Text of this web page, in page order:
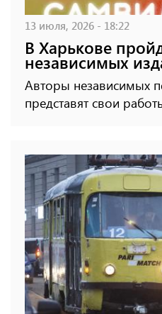
13 июля, 2026 - 18:22
В Харькове
независимых
Авторы независимых
представят свои